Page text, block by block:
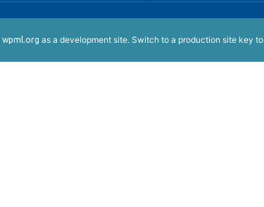
wpml.org as a development site. Switch to a production site key to